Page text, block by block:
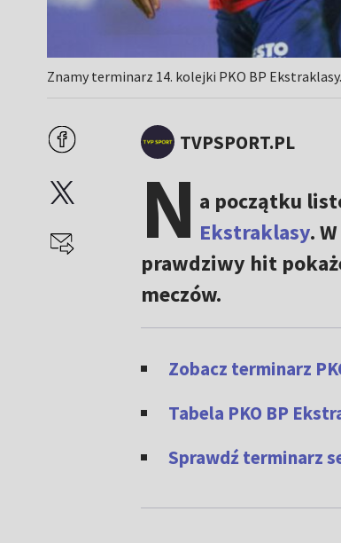
Znamy terminarz 14. kolejki PKO BP
TVPSPORT.PL
N a początku
Ekstraklasy.
prawdziwy hit
meczów.
Zobacz terminarz
Tabela PKO BP
Sprawdź terminarz